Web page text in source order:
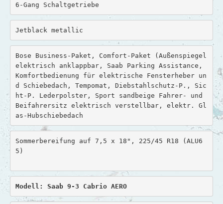
Hakan
Harald
Helga & Christian
Helga & Gerhard
Ilse & Kalle
Ina & Holger
Irmgard & Karl
Johan
Kirsten & Torsten
6-Gang Schaltgetriebe
Jetblack metallic
Bose Business-Paket, Comfort-Paket (Außenspiegel
elektrisch anklappbar, Saab Parking Assistance,
Komfortbedienung für elektrische Fensterheber un
d Schiebedach, Tempomat, Diebstahlschutz-P., Sic
ht-P. Lederpolster, Sport sandbeige Fahrer- und
Beifahrersitz elektrisch verstellbar, elektr. Gl
as-Hubschiebedach
Sommerbereifung auf 7,5 x 18", 225/45 R18 (ALU6
5)
Modell: Saab 9-3 Cabrio AERO